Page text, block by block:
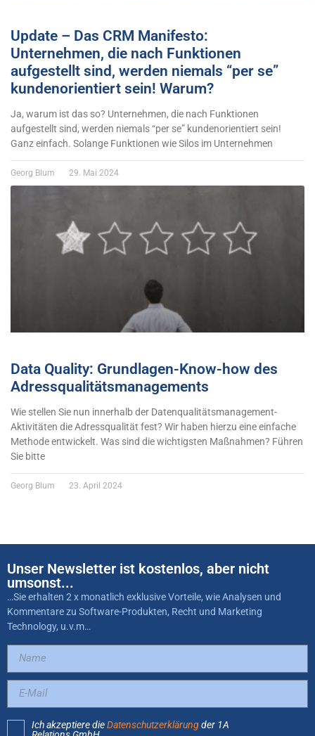
Update – Das CRM Manifesto:
Unternehmen, die nach Funktionen
aufgestellt sind, werden niemals “per se”
kundenorientiert sein! Warum?
Ja, warum ist das so? Unternehmen, die nach Funktionen
aufgestellt sind, werden niemals “per se” kundenorientiert sein!
Ganz einfach. Solange Funktionen wie Silos im Unternehmen
Georg Blum 29. Mai 2024
Data Quality: Grundlagen-Know-how des
Adressqualitätsmanagements
Wie stellen Sie nun innerhalb der Datenqualitätsmanagement-
Aktivitäten die Adressqualität fest? Wir haben hierzu eine einfache
Methode entwickelt. Was sind die wichtigsten Maßnahmen? Führen
Sie bitte
Georg Blum 23. April 2024
Unser Newsletter ist kostenlos, aber nicht
umsonst...
…Sie erhalten 2 x monatlich exklusive Vorteile, wie Analysen und
Kommentare zu Software-Produkten, Recht und Marketing
Technology, u.v.m…
Ich akzeptiere dieDatenschutzerklärungder 1A